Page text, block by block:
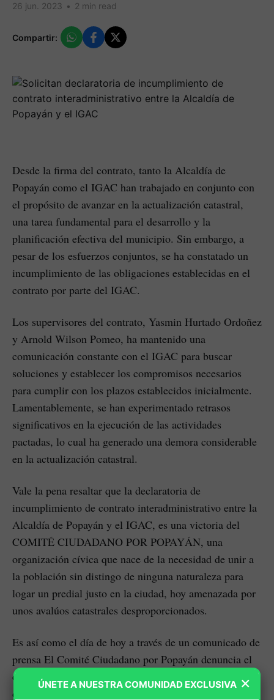
26 jun. 2023 • 2 min read
Compartir:
Desde la firma del contrato, tanto la Alcaldía de
Popayán como el IGAC han trabajado en conjunto con
el propósito de avanzar en la actualización catastral,
una tarea fundamental para el desarrollo y la
planificación efectiva del municipio. Sin embargo, a
pesar de los esfuerzos conjuntos, se ha constatado un
incumplimiento de las obligaciones establecidas en el
contrato por parte del IGAC.
Los supervisores del contrato, Yasmin Hurtado Ordoñez
y Arnold Wilson Pomeo, ha mantenido una
comunicación constante con el IGAC para buscar
soluciones y establecer los compromisos necesarios
para cumplir con los plazos establecidos inicialmente.
Lamentablemente, se han experimentado retrasos
significativos en la ejecución de las actividades
pactadas, lo cual ha generado una demora considerable
en la actualización catastral.
Vale la pena resaltar que la declaratoria de
incumplimiento de contrato interadministrativo entre la
Alcaldía de Popayán y el IGAC, es una victoria del
COMITÉ CIUDADANO POR POPAYÁN, una
organización cívica que nace de la necesidad de unir a
la población sin distingo de ninguna naturaleza para
logar un predial justo en la ciudad, hoy amenazada por
unos avalúos catastrales desproporcionados.
Es así como el día de hoy a través de un comunicado de
prensa El Comité Ciudadano por Popayán denuncia el
empeoramiento de la situación de los contribuyentes
debido al cobro erróneo de las sobretasas de CRC por
×
ÚNETE A NUESTRA COMUNIDAD EXCLUSIVA